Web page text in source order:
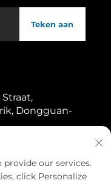
Teken aan
Straat,
Dongguan-
Machinery Co.,
our services.
click Personalize